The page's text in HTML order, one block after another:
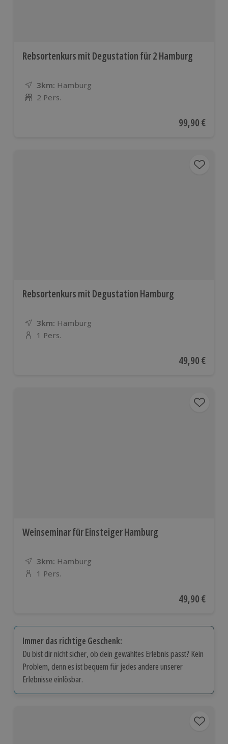
Rebsortenkurs mit Degustation für 2 Hamburg
3km: Entfernung
Standort
Hamburg
Anzahl der Teilnehmer
2 Pers.
Aktueller
99,90 €
Rebsortenkurs mit Degustation Hamburg
3km: Entfernung
Standort
Hamburg
Anzahl der Teilnehmer
1 Pers.
Aktueller
49,90 €
Weinseminar für Einsteiger Hamburg
3km: Entfernung
Standort
Hamburg
Anzahl der Teilnehmer
1 Pers.
Aktueller
49,90 €
Immer das richtige Geschenk:
Du bist dir nicht sicher, ob dein gewähltes Erlebnis passt? Kein
Problem, denn es ist bequem für jedes andere unserer
Erlebnisse einlösbar.